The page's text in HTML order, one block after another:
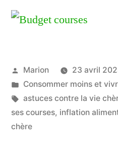
Publié
par
Marion
23 avril
Publié
dans
Consommer moins et
Étiquettes :
astuces contre la vie
ses courses, inflation
chère